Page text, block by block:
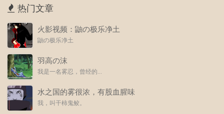
热门文章
火影视频：鼬の极乐净土
鼬の极乐净土
羽高の沫
我是一名雾忍，曾经的...
水之国的雾很浓，有股血腥味
我，叫干柿鬼鲛。